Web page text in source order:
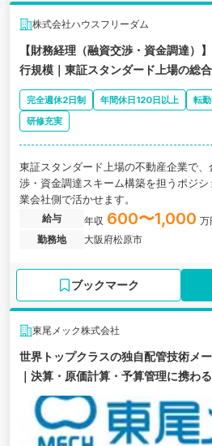
株式会社ハウスフリーダム
【財務経理（融資交渉・資金調達）
行規模｜東証スタンダード上場の総
完全週休2日制 年間休日120日以上 転
研修充実
東証スタンダード上場の不動産企業で
渉・資金調達スキーム構築を担うポジ
業会社側で活かせます。
給与 年収 600〜1,000 万
勤務地
大阪府松原市
ブックマーク
東尾メック株式会社
世界トップクラスの独自配管技術メ
｜決算・原価計算・予算管理に携わる